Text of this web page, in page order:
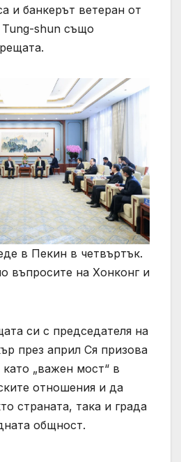
и банкерът ветеран от
Tung-shun също
в Пекин в четвъртък.
въпросите на Хонконг и
си с председателя на
през април Ся призова
„важен мост“ в
отношения и да
страната, така и града
общност.